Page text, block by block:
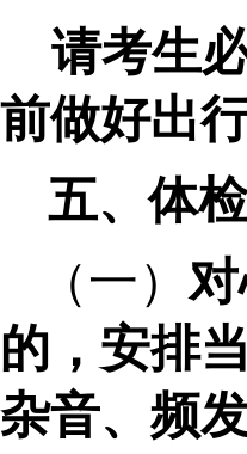
请考生
前做好出
五、体
（一）
的，安排
杂音、频